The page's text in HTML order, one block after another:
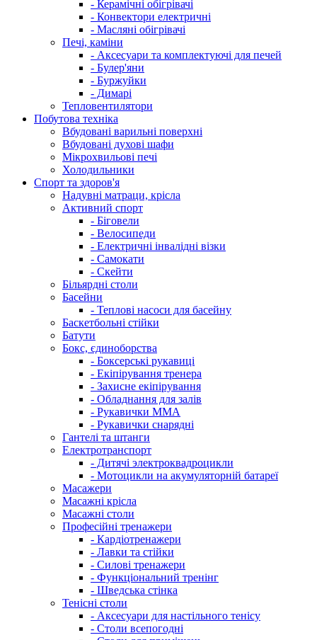
- Керамічні обігрівачі
- Конвектори електричні
- Масляні обігрівачі
Печі, каміни
- Аксесуари та комплектуючі для печей
- Булер'яни
- Буржуйки
- Димарі
Тепловентилятори
Побутова техніка
Вбудовані варильні поверхні
Вбудовані духові шафи
Мікрохвильові печі
Холодильники
Спорт та здоров'я
Надувні матраци, крісла
Активний спорт
- Біговели
- Велосипеди
- Електричні інвалідні візки
- Самокати
- Скейти
Більярдні столи
Басейни
- Теплові насоси для басейну
Баскетбольні стійки
Батути
Бокс, єдиноборства
- Боксерські рукавиці
- Екіпірування тренера
- Захисне екіпірування
- Обладнання для залів
- Рукавички ММА
- Рукавички снарядні
Гантелі та штанги
Електротранспорт
- Дитячі электроквадроцикли
- Мотоцикли на акумуляторній батареї
Масажери
Масажні крісла
Масажні столи
Професійні тренажери
- Кардіотренажери
- Лавки та стійки
- Силові тренажери
- Функціональний тренінг
- Шведська стінка
Тенісні столи
- Аксесуари для настільного тенісу
- Столи всепогодні